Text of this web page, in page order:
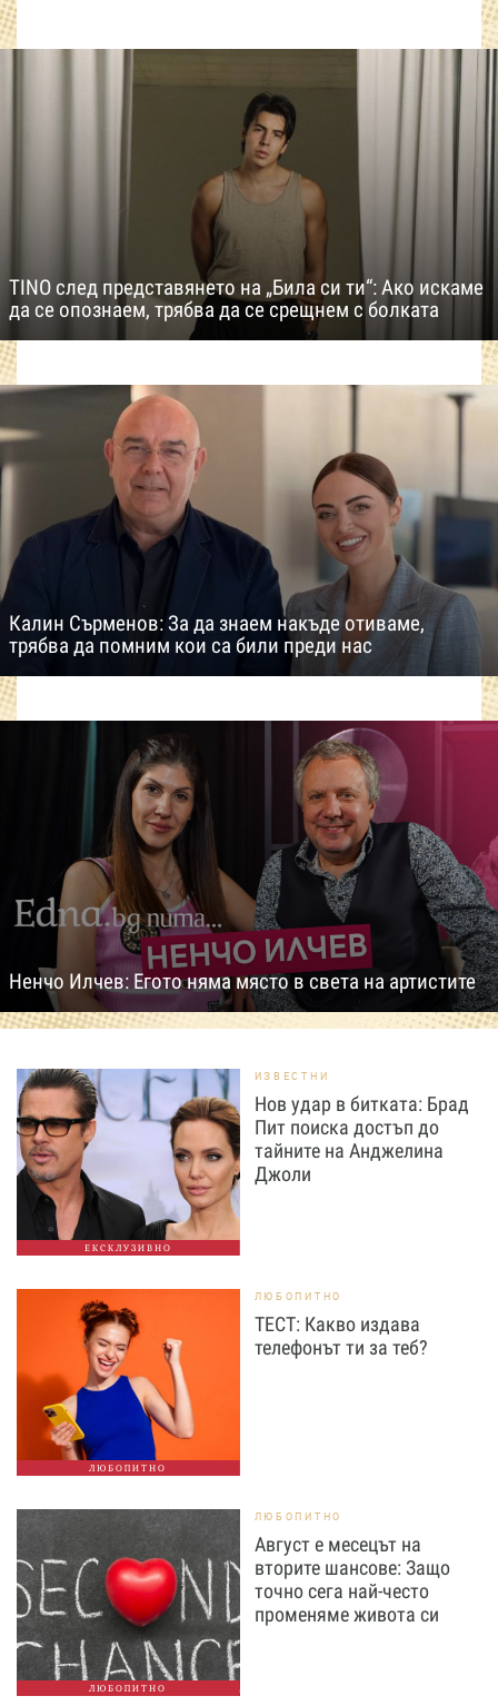
TINO след представянето на „Била си ти“: Ако искаме
да се опознаем, трябва да се срещнем с болката
Калин Сърменов: За да знаем накъде отиваме,
трябва да помним кои са били преди нас
Ненчо Илчев: Егото няма място в света на артистите
ЕКСКЛУЗИВНО
ИЗВЕСТНИ
Нов удар в битката: Брад
Пит поиска достъп до
тайните на Анджелина
Джоли
ЛЮБОПИТНО
ЛЮБОПИТНО
ТЕСТ: Какво издава
телефонът ти за теб?
ЛЮБОПИТНО
ЛЮБОПИТНО
Август е месецът на
вторите шансове: Защо
точно сега най-често
променяме живота си